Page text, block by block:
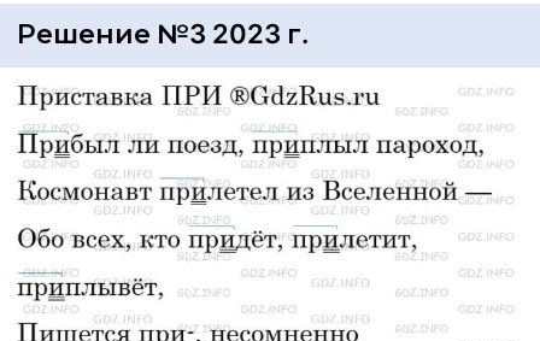
Решение №3 2023 г.